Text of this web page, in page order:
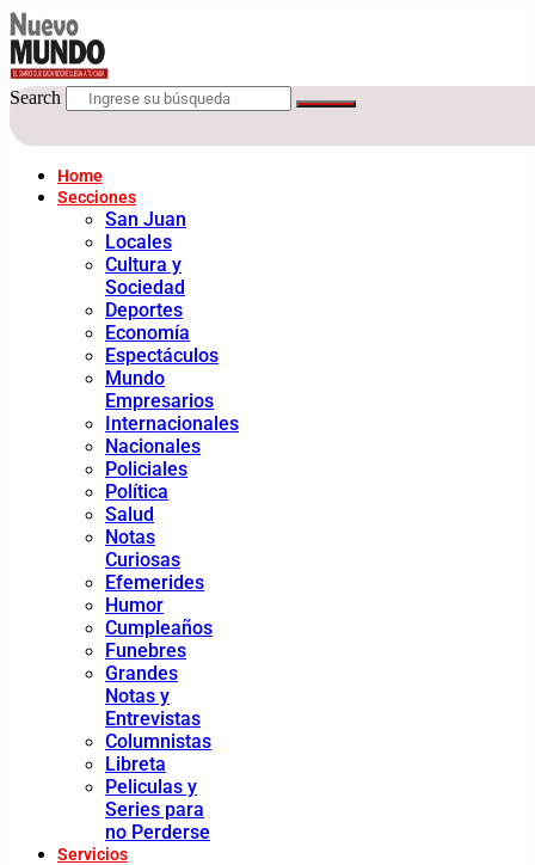
Search
Home
Secciones
San Juan
Locales
Cultura y
Sociedad
Deportes
Economía
Espectáculos
Mundo
Empresarios
Internacionales
Nacionales
Policiales
Política
Salud
Notas
Curiosas
Efemerides
Humor
Cumpleaños
Funebres
Grandes
Notas y
Entrevistas
Columnistas
Libreta
Peliculas y
Series para
no Perderse
Servicios